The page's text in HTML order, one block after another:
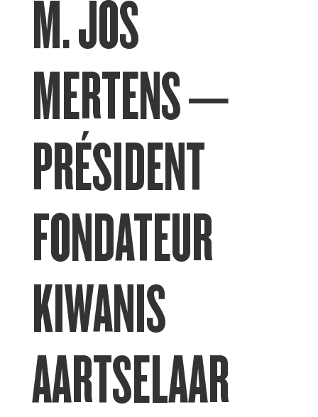
M. JOS
MERTENS –
PRÉSIDENT
FONDATEUR
KIWANIS
AARTSELAAR